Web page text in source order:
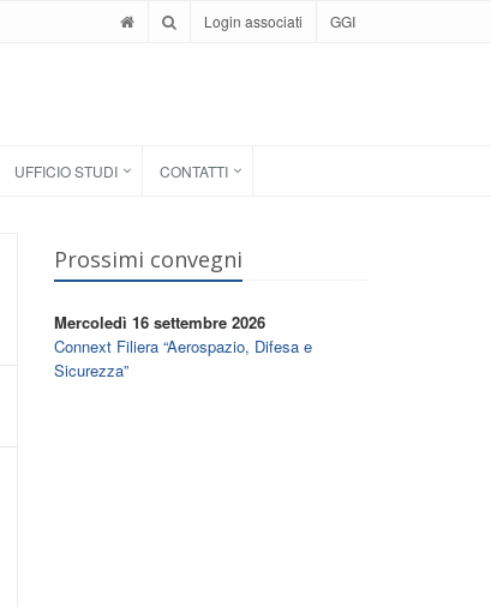
Login associati GGI
UFFICIO STUDI CONTATTI
Prossimi convegni
Mercoledì 16 settembre 2026
Connext Filiera “Aerospazio, Difesa e
Sicurezza”